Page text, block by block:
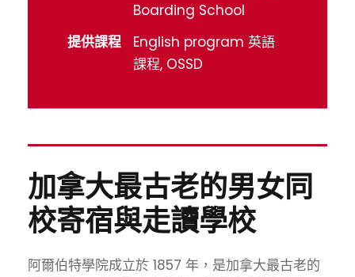
Boarding School
提供課程
English program 英語
課程, OSSD
加拿大最古老的男女同
校寄宿與走讀學校
阿爾伯特學院成立於 1857 年，是加拿大最古老的